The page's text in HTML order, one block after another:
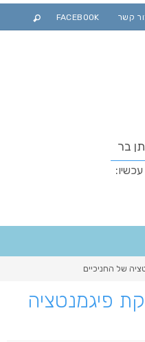
קשר FACEBOOK
בר
של החניכיים
פיגמנטציה